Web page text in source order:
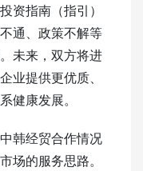
资指南（指引）
通、政策不解等
未来，双方将进
业提供更优质、
健康发展。
韩经贸合作情况
场的服务思路。